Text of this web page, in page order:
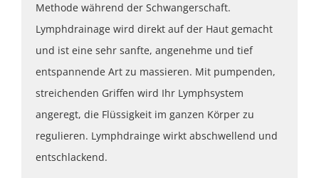
Methode während der Schwangerschaft.
Lymphdrainage wird direkt auf der Haut gemacht
und ist eine sehr sanfte, angenehme und tief
entspannende Art zu massieren. Mit pumpenden,
streichenden Griffen wird Ihr Lymphsystem
angeregt, die Flüssigkeit im ganzen Körper zu
regulieren. Lymphdrainge wirkt abschwellend und
entschlackend.